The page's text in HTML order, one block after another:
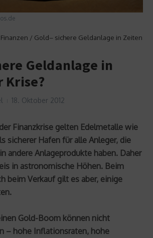
/ Gold– sichere Geldanlage in Zeiten
Geldanlage in
Krise?
18. Oktober 2012
Finanzkrise gelten Edelmetalle wie
sicherer Hafen für alle Anleger, die
andere Anlageprodukte haben. Daher
in astronomische Höhen. Beim
beim Verkauf gilt es aber, einige
Gold-Boom können nicht
– hohe Inflationsraten, hohe